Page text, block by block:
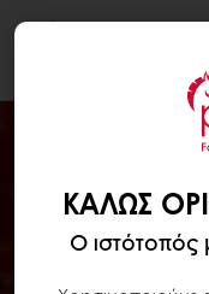
ΚΑΛΏΣ
Ο ιστότοπός